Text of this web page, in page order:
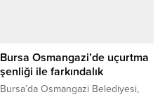
yıl ilk kez düzenlenen Gastro
Bakırköy Festivali...
Bursa Osmangazi’de uçurtma
şenliği ile farkındalık
Bursa’da Osmangazi Belediyesi,